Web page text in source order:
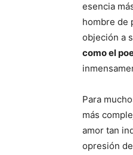
esencia
hombre de
objeción a
como el
Para
más
amor tan
opresión